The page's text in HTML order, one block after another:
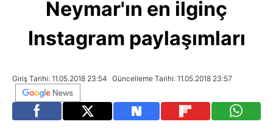
Neymar'ın en ilginç
Instagram paylaşımları
Giriş Tarihi: 11.05.2018 23:54 Güncelleme Tarihi: 11.05.2018 23:57